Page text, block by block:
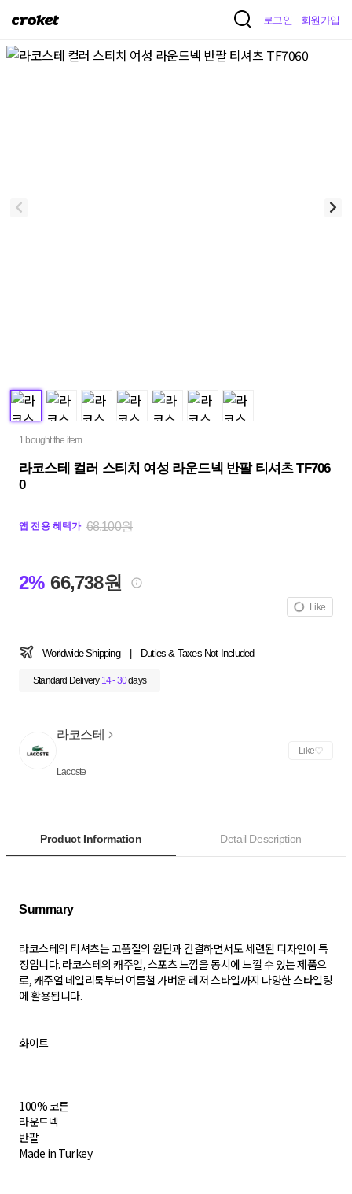
크
켓
로그인 회원가입
1 bought the item
라코스테 컬러 스티치 여성 라운드넥 반팔 티셔츠 TF706
0
앱 전용 혜택가 68,100원
2% 66,738원
Like
Worldwide Shipping Duties & Taxes Not Included
Standard Delivery 14 - 30days
라코스테
Lacoste
Like
Product Information Detail Description
Summary
라코스테의 티셔츠는 고품질의 원단과 간결하면서도 세련된 디자인이 특
징입니다. 라코스테의 캐주얼, 스포츠 느낌을 동시에 느낄 수 있는 제품으
로, 캐주얼 데일리룩부터 여름철 가벼운 레저 스타일까지 다양한 스타일링
에 활용됩니다.
화이트
100% 코튼
라운드넥
반팔
Made in Turkey